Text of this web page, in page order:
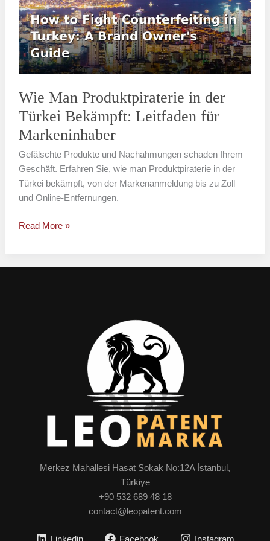
Wie Man Produktpiraterie in der
Türkei Bekämpft: Leitfaden für
Markeninhaber
Gefälschte Produkte und Nachahmungen schaden Ihrem
Geschäft. Erfahren Sie, wie man Produktpiraterie in der
Türkei bekämpft, von der Markenanmeldung bis zu Zoll
und Online-Entfernungen.
der
Türkei
Bekämpft:
Leitfaden
für
Read More »
Merkez Mahallesi Hasat Sokak No:12A İstanbul,
Türkiye
+90 532 689 48 18
contact@leopatent.com
Linkedin Facebook Instagram